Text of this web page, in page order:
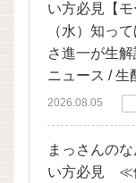
い方必見【
（水）知っ
さ進一が生
ニュース / 生
2026.08.05
まっさんの
い方必見 ≪